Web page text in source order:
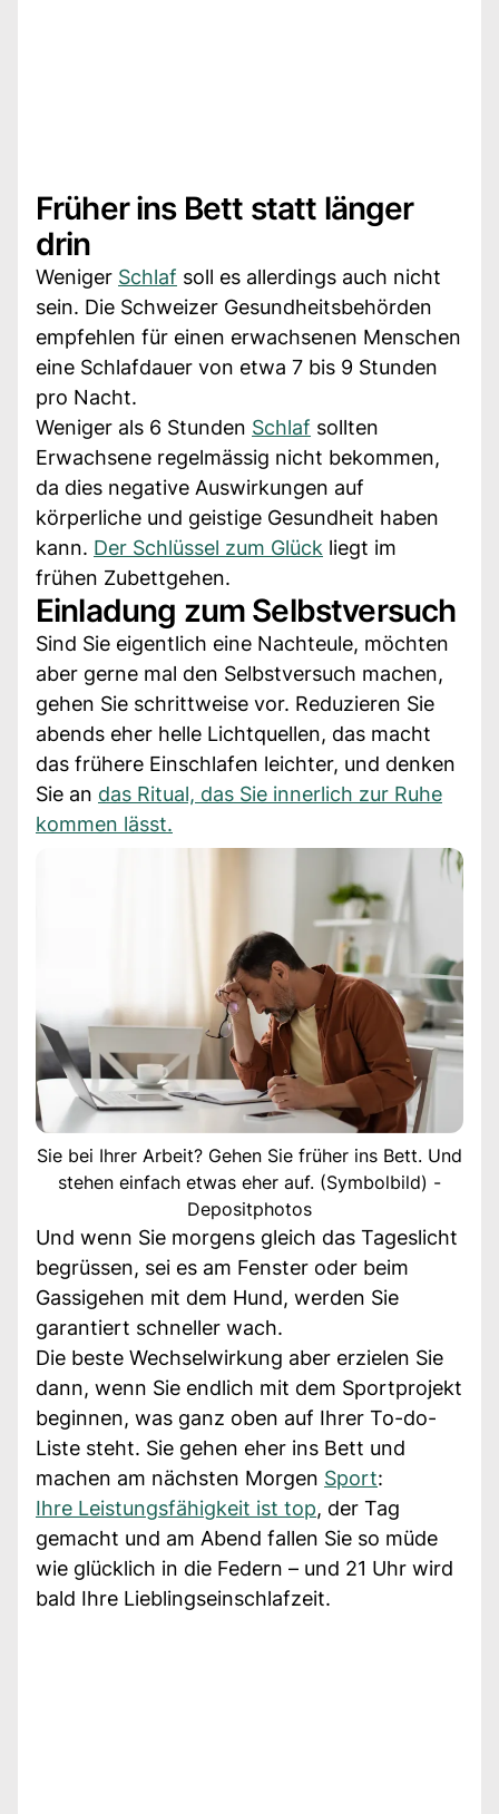
Früher ins Bett statt länger
drin
Weniger Schlaf soll es allerdings auch nicht
sein. Die Schweizer Gesundheitsbehörden
empfehlen für einen erwachsenen Menschen
eine Schlafdauer von etwa 7 bis 9 Stunden
pro Nacht.
Weniger als 6 Stunden Schlaf sollten
Erwachsene regelmässig nicht bekommen,
da dies negative Auswirkungen auf
körperliche und geistige Gesundheit haben
kann. Der Schlüssel zum Glück liegt im
frühen Zubettgehen.
Einladung zum Selbstversuch
Sind Sie eigentlich eine Nachteule, möchten
aber gerne mal den Selbstversuch machen,
gehen Sie schrittweise vor. Reduzieren Sie
abends eher helle Lichtquellen, das macht
das frühere Einschlafen leichter, und denken
Sie an das Ritual, das Sie innerlich zur Ruhe
kommen lässt.
Sie bei Ihrer Arbeit? Gehen Sie früher ins Bett. Und
stehen einfach etwas eher auf. (Symbolbild) -
Depositphotos
Und wenn Sie morgens gleich das Tageslicht
begrüssen, sei es am Fenster oder beim
Gassigehen mit dem Hund, werden Sie
garantiert schneller wach.
Die beste Wechselwirkung aber erzielen Sie
dann, wenn Sie endlich mit dem Sportprojekt
beginnen, was ganz oben auf Ihrer To-do-
Liste steht. Sie gehen eher ins Bett und
machen am nächsten Morgen Sport:
Ihre Leistungsfähigkeit ist top, der Tag
gemacht und am Abend fallen Sie so müde
wie glücklich in die Federn – und 21 Uhr wird
bald Ihre Lieblingseinschlafzeit.